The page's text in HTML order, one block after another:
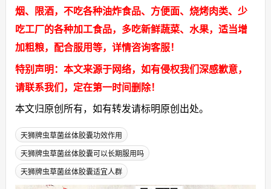
烟、限酒，不吃各种油炸食品、方便面、烧烤肉类、少
吃工厂的各种加工食品，多吃新鲜蔬菜、水果，适当增
加粗粮，配合服用等，详情咨询客服！
特别声明：本文来源于网络，如有侵权我们深感歉意，
请联系我们，定在第一时间删除！
本文归原创所有，如有转发请标明原创出处。
天狮牌虫草菌丝体胶囊功效作用
天狮牌虫草菌丝体胶囊可以长期服用吗
天狮牌虫草菌丝体胶囊适宜人群